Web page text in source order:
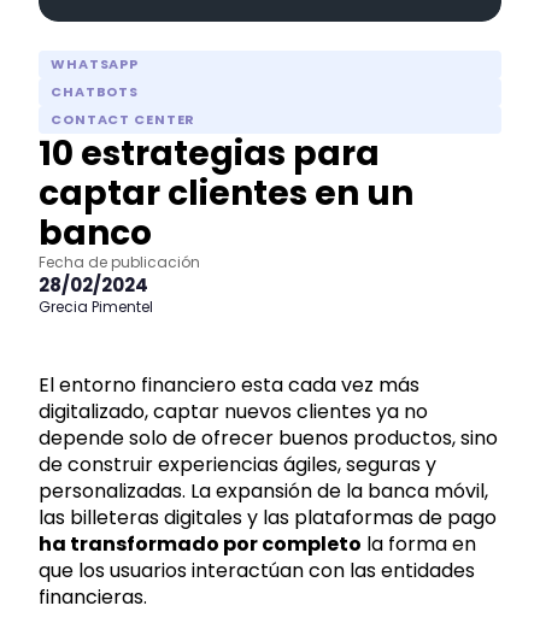
WHATSAPP
CHATBOTS
CONTACT CENTER
10 estrategias para
captar clientes en un
banco
Fecha de publicación
28/02/2024
Grecia Pimentel
El entorno financiero esta cada vez más
digitalizado, captar nuevos clientes ya no
depende solo de ofrecer buenos productos, sino
de construir experiencias ágiles, seguras y
personalizadas. La expansión de la banca móvil,
las billeteras digitales y las plataformas de pago
ha transformado por completo la forma en
que los usuarios interactúan con las entidades
financieras.